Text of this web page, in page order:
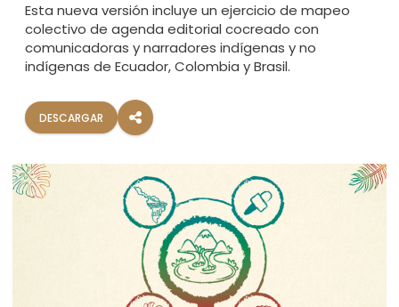
Esta nueva versión incluye un ejercicio de mapeo
colectivo de agenda editorial cocreado con
comunicadoras y narradores indígenas y no
indígenas de Ecuador, Colombia y Brasil.
DESCARGAR